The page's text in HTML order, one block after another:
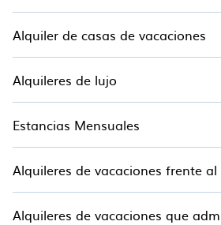
Alquiler de casas de vacaciones
Alquileres de lujo
Estancias Mensuales
Alquileres de vacaciones frente
Alquileres de vacaciones que